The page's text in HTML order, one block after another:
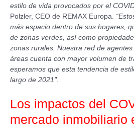
estilo de vida provocados por el
Polzler, CEO de REMAX Europa.
más espacio dentro de sus hogares,
de zonas verdes, así como
zonas rurales. Nuestra red de
áreas cuenta con mayor volumen de
esperamos que esta tendencia de
largo de 2021″.
Los impactos del
mercado inmobiliario